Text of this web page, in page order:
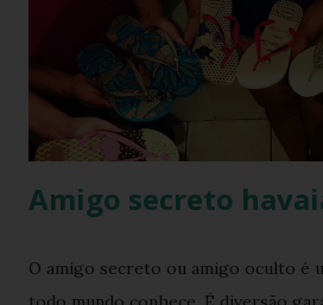
Amigo secreto
O amigo secreto ou amigo oculto é